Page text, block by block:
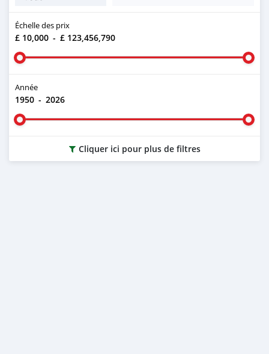
Échelle des prix
£ 10,000 - £ 123,456,790
Année
1950 - 2026
Cliquer ici pour plus de filtres